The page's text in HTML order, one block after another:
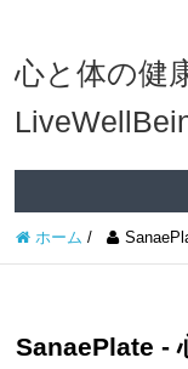
心と体の健
ホーム /
SanaePlate -